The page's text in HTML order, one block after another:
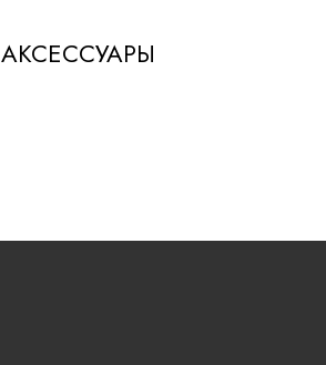
АКСЕССУАРЫ